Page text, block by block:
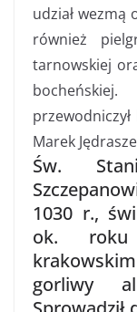
udział wezmą
również
tarnowskiej
Marek
Św.
1030 r.,
ok. roku
gorliwy